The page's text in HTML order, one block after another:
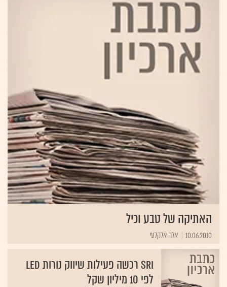
האתיקה של טבע וכיל
10.06.2010 אלה אלקלעי
SRI רכשה פעילות שיווק נורות LED
לפי 10 מיליון שקל